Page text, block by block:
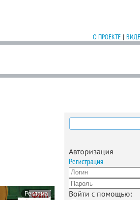
О ПРОЕКТЕ |
Реклама
Найти:
Авторизация
Регистрация
Войти с помощью: